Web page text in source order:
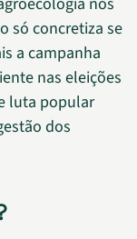
só concretiza se
a campanha
nas eleições
luta popular
dos